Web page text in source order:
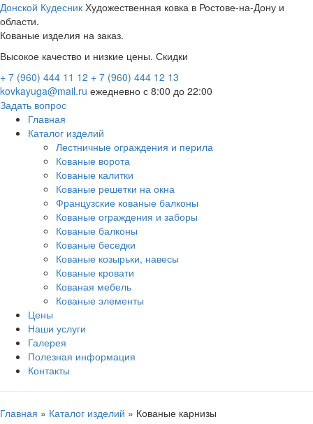
Донской Кудесник Художественная ковка в Ростове-на-Дону и
области.
Кованые изделия на заказ.
Высокое качество и низкие цены. Скидки
+ 7 (960) 444 11 12 + 7 (960) 444 12 13
kovkayuga@mail.ru ежедневно с 8:00 до 22:00
Задать вопрос
Главная
Каталог изделий
Лестничные ограждения и перила
Кованые ворота
Кованые калитки
Кованые решетки на окна
Французские кованые балконы
Кованые ограждения и заборы
Кованые балконы
Кованые беседки
Кованые козырьки, навесы
Кованые кровати
Кованая мебель
Кованые элементы
Цены
Наши услуги
Галерея
Полезная информация
Контакты
Главная » Каталог изделий » Кованые карнизы